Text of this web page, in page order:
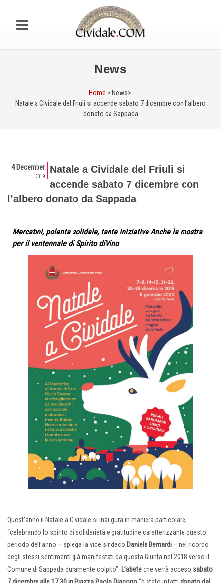
News
Home > News>
Natale a Cividale del Friuli si accende sabato 7 dicembre con l’albero
donato da Sappada
4 December
2019
Natale a Cividale del Friuli si
accende sabato 7 dicembre con
l’albero donato da Sappada
Mercatini, polenta solidale, tante iniziative Anche la mostra
per il ventennale di Spirito diVino
Quest’anno il Natale a Cividale si inaugura in maniera particolare,
“celebrando lo spirito di solidarietà e gratitudine caratterizzante questo
periodo dell’anno – spiega la vice sindaco Daniela Bernardi – nel ricordo
degli stessi sentimenti già manifestati da questa Giunta nel 2018 verso il
Comune di Sappada duramente colpito”. L’abeteche verrà acceso sabato
7 dicembre alle 17.30 in Piazza Paolo Diacono“è stato infatti donato dal